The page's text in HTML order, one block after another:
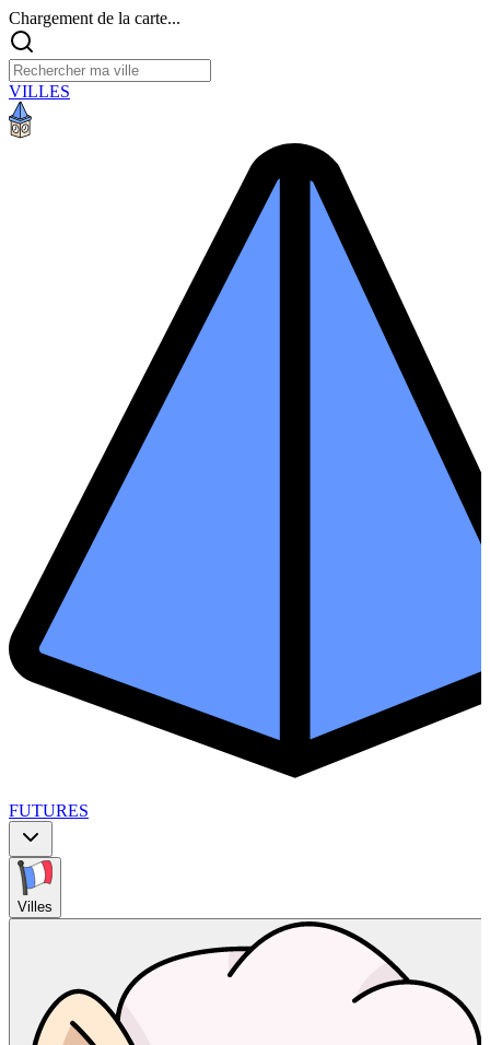
Chargement de la carte...
VILLES
FUTURES
Villes